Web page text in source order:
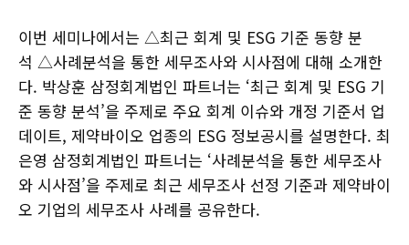
이번 세미나에서는 △최근 회계 및 ESG 기준 동향 분
석 △사례분석을 통한 세무조사와 시사점에 대해 소개한
다. 박상훈 삼정회계법인 파트너는 ‘최근 회계 및 ESG 기
준 동향 분석’을 주제로 주요 회계 이슈와 개정 기준서 업
데이트, 제약바이오 업종의 ESG 정보공시를 설명한다. 최
은영 삼정회계법인 파트너는 ‘사례분석을 통한 세무조사
와 시사점’을 주제로 최근 세무조사 선정 기준과 제약바이
오 기업의 세무조사 사례를 공유한다.